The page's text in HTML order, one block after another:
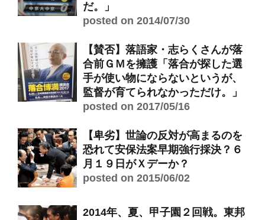
だ。」
posted on 2014/07/30
【賛否】落語家・志らくさんが落
合前ＧＭを擁護「落合が探した選
手が使い物にならないというが、
監督が育てられなかっただけ。」
posted on 2017/05/16
【卑劣】世論の反対が高まるのを
恐れて安保法案早期強行採決？６
月１９日がＸデーか？
posted on 2015/06/02
2014年、夏、甲子園２回戦。東邦